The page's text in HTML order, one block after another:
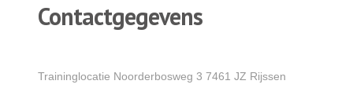
Contactgegevens
Traininglocatie Noorderbosweg 3 7461 JZ Rijssen